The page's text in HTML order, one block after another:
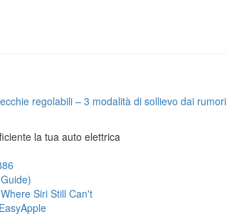
regolabili – 3 modalità di sollievo dai rumori
la tua auto elettrica
Siri Still Can't